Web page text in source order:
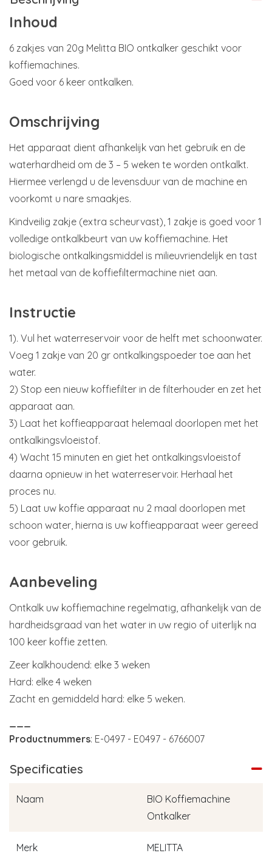
Inhoud
6 zakjes van 20g Melitta BIO ontkalker geschikt voor
koffiemachines.
Goed voor 6 keer ontkalken.
Omschrijving
Het apparaat dient afhankelijk van het gebruik en de
waterhardheid om de 3 – 5 weken te worden ontkalkt.
Hiermee verlengd u de levensduur van de machine en
voorkomt u nare smaakjes.
Kindveilig zakje (extra scheurvast), 1 zakje is goed voor 1
volledige ontkalkbeurt van uw koffiemachine. Het
biologische ontkalkingsmiddel is milieuvriendelijk en tast
het metaal van de koffiefiltermachine niet aan.
Instructie
1). Vul het waterreservoir voor de helft met schoonwater.
Voeg 1 zakje van 20 gr ontkalkingspoeder toe aan het
water.
2) Stop een nieuw koffiefilter in de filterhouder en zet het
apparaat aan.
3) Laat het koffieapparaat helemaal doorlopen met het
ontkalkingsvloeistof.
4) Wacht 15 minuten en giet het ontkalkingsvloeistof
daarna opnieuw in het waterreservoir. Herhaal het
proces nu.
5) Laat uw koffie apparaat nu 2 maal doorlopen met
schoon water, hierna is uw koffieapparaat weer gereed
voor gebruik.
Aanbeveling
Ontkalk uw koffiemachine regelmatig, afhankelijk van de
hardheidsgraad van het water in uw regio of uiterlijk na
100 keer koffie zetten.
Zeer kalkhoudend: elke 3 weken
Hard: elke 4 weken
Zacht en gemiddeld hard: elke 5 weken.
Productnummers: E-0497 - E0497 - 6766007
Specificaties
Naam
BIO Koffiemachine
Ontkalker
Merk MELITTA